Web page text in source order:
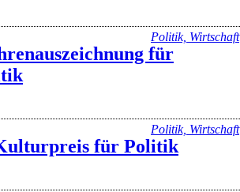
Politik, Wirtschaft
für
Politik, Wirtschaft
für Politik